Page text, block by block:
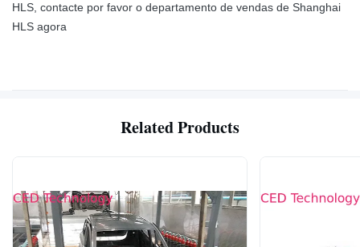
HLS, contacte por favor o departamento de vendas de Shanghai
HLS agora
Related Products